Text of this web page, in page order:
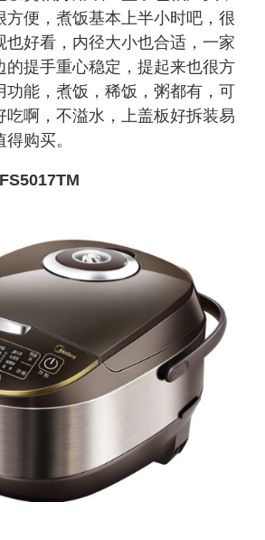
方便，煮饭基本上半小时吧，很
也好看，内径大小也合适，一家
的提手重心稳定，提起来也很方
功能，煮饭，稀饭，粥都有，可
吃啊，不溢水，上盖板好拆装易
购买。